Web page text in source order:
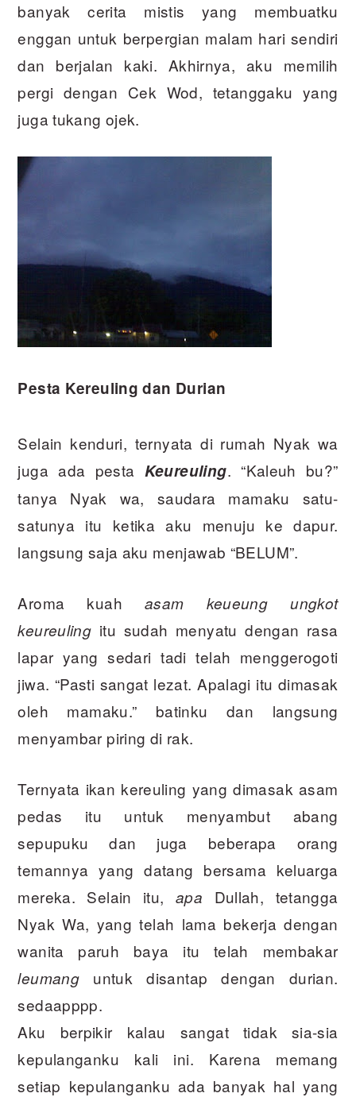
banyak cerita mistis yang membuatku
enggan untuk berpergian malam hari sendiri
dan berjalan kaki. Akhirnya, aku memilih
pergi dengan Cek Wod, tetanggaku yang
juga tukang ojek.
Pesta Kereuling dan Durian
Selain kenduri, ternyata di rumah Nyak wa
juga ada pesta Keureuling. “Kaleuh bu?”
tanya Nyak wa, saudara mamaku satu-
satunya itu ketika aku menuju ke dapur.
langsung saja aku menjawab “BELUM”.
Aroma kuah asam keueung ungkot
keureuling itu sudah menyatu dengan rasa
lapar yang sedari tadi telah menggerogoti
jiwa. “Pasti sangat lezat. Apalagi itu dimasak
oleh mamaku.” batinku dan langsung
menyambar piring di rak.
Ternyata ikan kereuling yang dimasak asam
pedas itu untuk menyambut abang
sepupuku dan juga beberapa orang
temannya yang datang bersama keluarga
mereka. Selain itu, apa Dullah, tetangga
Nyak Wa, yang telah lama bekerja dengan
wanita paruh baya itu telah membakar
leumang untuk disantap dengan durian.
sedaapppp.
Aku berpikir kalau sangat tidak sia-sia
kepulanganku kali ini. Karena memang
setiap kepulanganku ada banyak hal yang